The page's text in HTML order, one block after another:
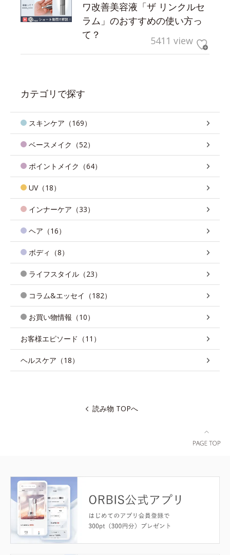
ワ改善美容液「ザ リンクルセ
ラム」のおすすめの使い方っ
て？
5411 view
カテゴリで探す
スキンケア（169）
ベースメイク（52）
ポイントメイク（64）
UV（18）
インナーケア（33）
ヘア（16）
ボディ（8）
ライフスタイル（23）
コラム&エッセイ（182）
お買い物情報（10）
お客様エピソード（11）
ヘルスケア（18）
読み物 TOPへ